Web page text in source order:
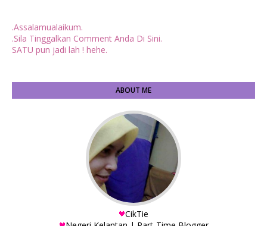
.Assalamualaikum.
.Sila Tinggalkan Comment Anda Di Sini.
SATU pun jadi lah ! hehe.
ABOUT ME
CikTie